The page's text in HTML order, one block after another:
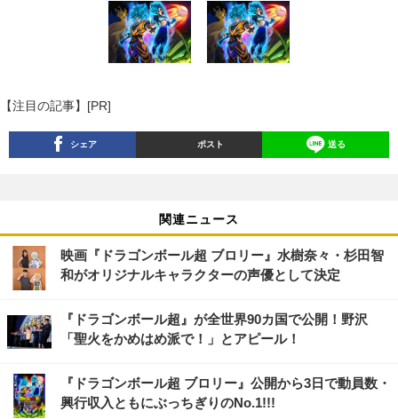
【注目の記事】[PR]
シェア ポスト 送る
関連ニュース
映画『ドラゴンボール超 ブロリー』水樹奈々・杉田智
和がオリジナルキャラクターの声優として決定
『ドラゴンボール超』が全世界90カ国で公開！野沢
「聖火をかめはめ派で！」とアピール！
『ドラゴンボール超 ブロリー』公開から3日で動員数・
興行収入ともにぶっちぎりのNo.1!!!